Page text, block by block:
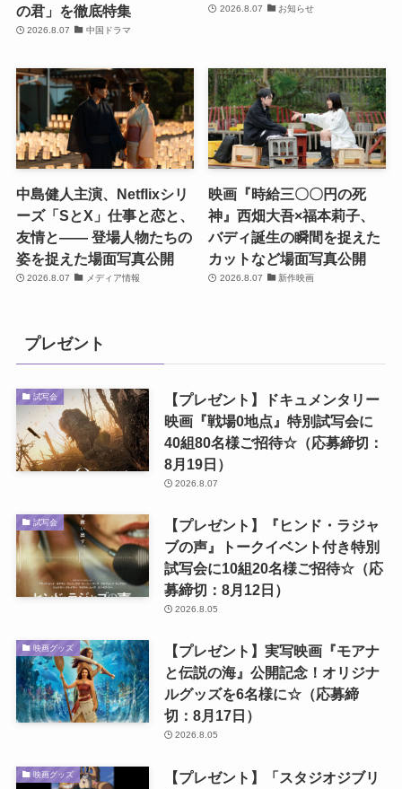
の君」を徹底特集
2026.8.07 中国ドラマ
2026.8.07 お知らせ
中島健人主演、Netflixシリ
ーズ「SとX」仕事と恋と、
友情と―― 登場人物たちの
姿を捉えた場面写真公開
2026.8.07 メディア情報
映画『時給三〇〇円の死
神』西畑大吾×福本莉子、
バディ誕生の瞬間を捉えた
カットなど場面写真公開
2026.8.07 新作映画
プレゼント
試写会
【プレゼント】ドキュメンタリー
映画『戦場0地点』特別試写会に
40組80名様ご招待☆（応募締切：
8月19日）
2026.8.07
試写会
【プレゼント】『ヒンド・ラジャ
ブの声』トークイベント付き特別
試写会に10組20名様ご招待☆（応
募締切：8月12日）
2026.8.05
映画グッズ
【プレゼント】実写映画『モアナ
と伝説の海』公開記念！オリジナ
ルグッズを6名様に☆（応募締
切：8月17日）
2026.8.05
映画グッズ
【プレゼント】「スタジオジブリ